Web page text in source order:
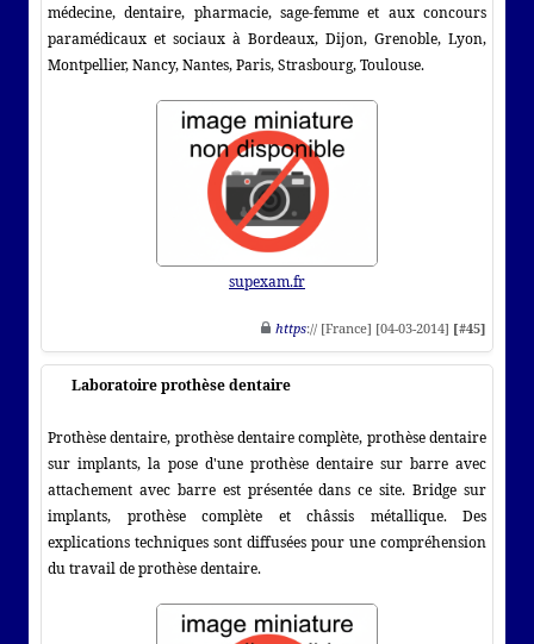
médecine, dentaire, pharmacie, sage-femme et aux concours
paramédicaux et sociaux à Bordeaux, Dijon, Grenoble, Lyon,
Montpellier, Nancy, Nantes, Paris, Strasbourg, Toulouse.
supexam.fr
https:// [France] [04-03-2014] [#45]
Laboratoire prothèse dentaire
Prothèse dentaire, prothèse dentaire complète, prothèse dentaire
sur implants, la pose d'une prothèse dentaire sur barre avec
attachement avec barre est présentée dans ce site. Bridge sur
implants, prothèse complète et châssis métallique. Des
explications techniques sont diffusées pour une compréhension
du travail de prothèse dentaire.